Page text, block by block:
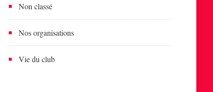
Non classé
Nos organisations
Vie du club